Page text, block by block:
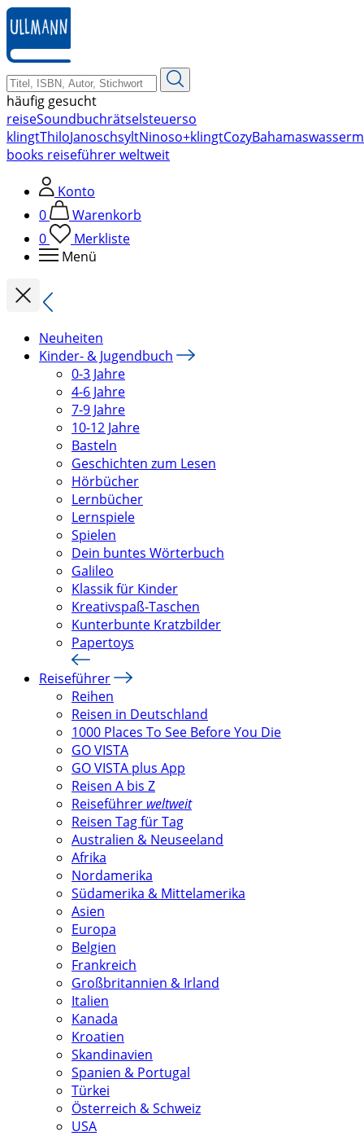
zum
Hauptinhalt
springen
häufig gesucht
reiseSoundbuchrätselsteuerso
klingtThiloJanoschsyltNinoso+klingtCozyBahamas
books reiseführer weltweit
Konto
0
Warenkorb
0
Merkliste
Menü
Neuheiten
Kinder- & Jugendbuch
0-3 Jahre
4-6 Jahre
7-9 Jahre
10-12 Jahre
Basteln
Geschichten zum Lesen
Hörbücher
Lernbücher
Lernspiele
Spielen
Dein buntes Wörterbuch
Galileo
Klassik für Kinder
Kreativspaß-Taschen
Kunterbunte Kratzbilder
Papertoys
Reiseführer
Reihen
Reisen in Deutschland
1000 Places To See Before You Die
GO VISTA
GO VISTA plus App
Reisen A bis Z
Reiseführer weltweit
Reisen Tag für Tag
Australien & Neuseeland
Afrika
Nordamerika
Südamerika & Mittelamerika
Asien
Europa
Belgien
Frankreich
Großbritannien & Irland
Italien
Kanada
Kroatien
Skandinavien
Spanien & Portugal
Türkei
Österreich & Schweiz
USA